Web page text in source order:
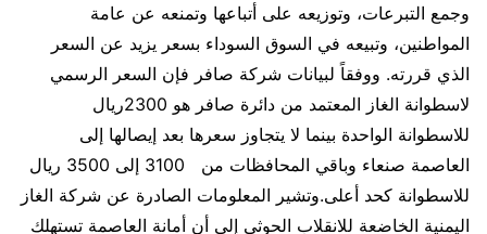
وجمع التبرعات، وتوزيعه على أتباعها وتمنعه عن عامة
المواطنين، وتبيعه في السوق السوداء بسعر يزيد عن السعر
الذي قررته. ووفقاً لبيانات شركة صافر فإن السعر الرسمي
لاسطوانة الغاز المعتمد من دائرة صافر هو 2300ريال
للاسطوانة الواحدة بينما لا يتجاوز سعرها بعد إيصالها إلى
العاصمة صنعاء وباقي المحافظات من 3100 إلى 3500 ريال
للاسطوانة كحد أعلى.وتشير المعلومات الصادرة عن شركة الغاز
اليمنية الخاضعة للانقلاب الحوثي إلى أن أمانة العاصمة تستهلك